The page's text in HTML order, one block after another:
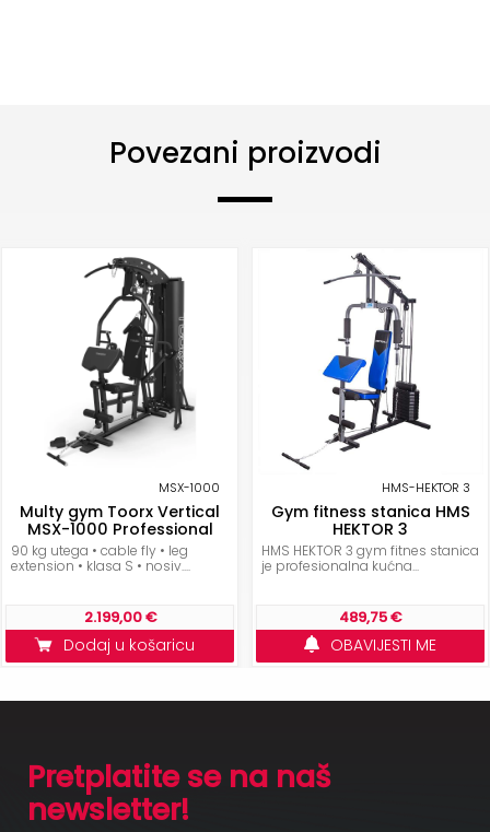
Povezani proizvodi
MSX-1000
Multy gym Toorx Vertical
MSX-1000 Professional
90 kg utega • cable fly • leg
extension • klasa S • nosiv....
2.199,00 €
Dodaj u košaricu
HMS-HEKTOR 3
Gym fitness stanica HMS
HEKTOR 3
HMS HEKTOR 3 gym fitnes stanica
je profesionalna kućna...
489,75 €
OBAVIJESTI ME
Pretplatite se na naš
newsletter!